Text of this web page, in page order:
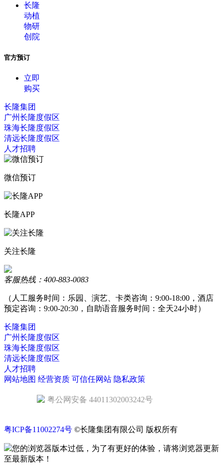
长隆
动植
物研
创院
官方预订
立即
购买
长隆集团
广州长隆度假区
珠海长隆度假区
清远长隆度假区
人才招聘
微信预订
长隆APP
关注长隆
客服热线：400-883-0083
（人工服务时间：乐园、演艺、卡类咨询：9:00-18:00，酒店
预定咨询：9:00-20:30，自助语音服务时间：全天24小时）
长隆集团
广州长隆度假区
珠海长隆度假区
清远长隆度假区
人才招聘
网站地图 经营资质 可信任网站 隐私政策
粤公网安备 44011302003242号
粤ICP备11002274号 ©长隆集团有限公司 版权所有
您的浏览器版本过低，为了有更好的体验，请将浏览器更新
至最新版本！